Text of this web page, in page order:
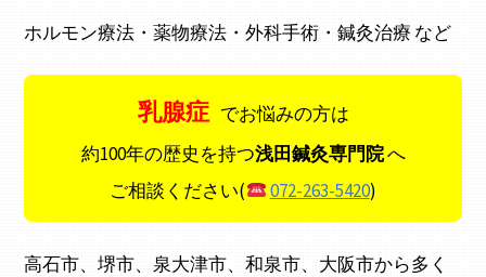
ホルモン療法・薬物療法・外科手術・鍼灸治療 など
乳腺症 でお悩みの方は
約100年の歴史を持つ浅田鍼灸専門院へ
ご相談ください(
072-263-5420)
高石市、堺市、泉大津市、和泉市、大阪市から多く